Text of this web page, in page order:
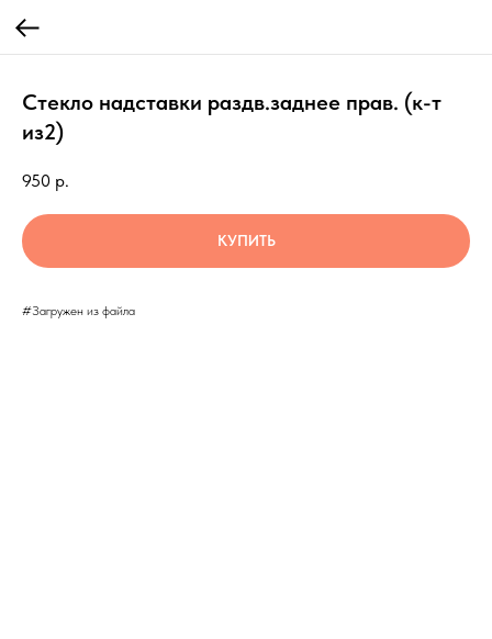
Стекло надставки раздв.заднее прав. (к-т
из2)
950 р.
КУПИТЬ
#Загружен из файла